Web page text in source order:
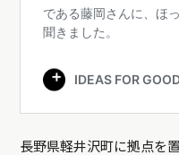
長野県軽井沢町に拠点を